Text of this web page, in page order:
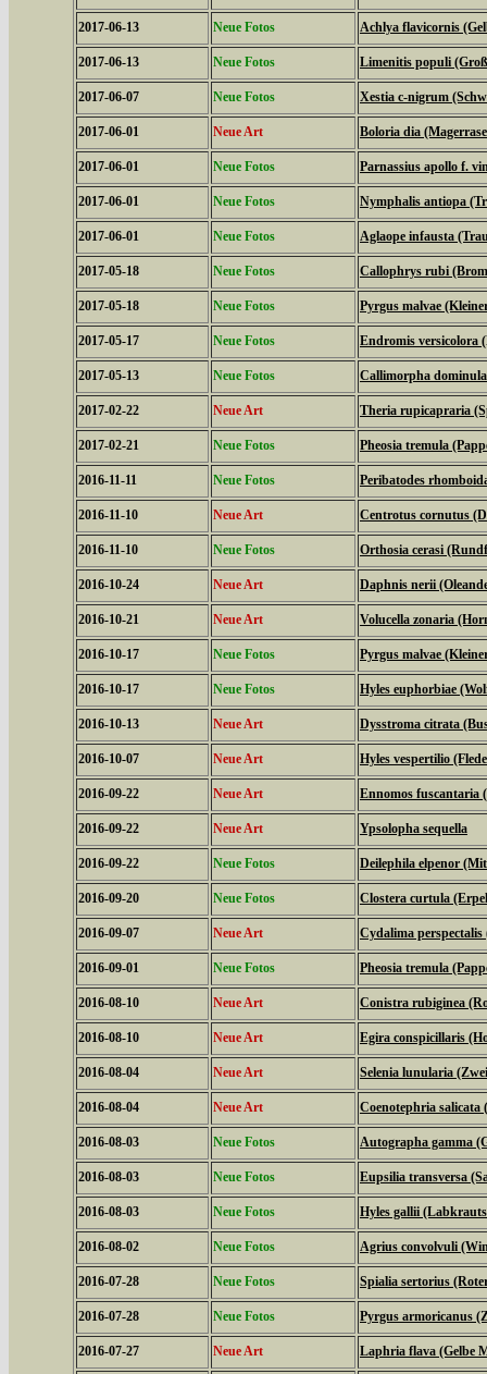
2017-06-13 Neue Fotos Achlya flavicornis
2017-06-13 Neue Fotos Limenitis populi
2017-06-07 Neue Fotos Xestia c-nigrum
2017-06-01 Neue Art Boloria dia
2017-06-01 Neue Fotos Parnassius apollo f.
2017-06-01 Neue Fotos Nymphalis antiopa
2017-06-01 Neue Fotos Aglaope infausta
2017-05-18 Neue Fotos Callophrys rubi
2017-05-18 Neue Fotos Pyrgus malvae
2017-05-17 Neue Fotos Endromis versicolora
2017-05-13 Neue Fotos Callimorpha
2017-02-22 Neue Art Theria rupicapraria
2017-02-21 Neue Fotos Pheosia tremula
2016-11-11 Neue Fotos Peribatodes
2016-11-10 Neue Art Centrotus cornutus
2016-11-10 Neue Fotos Orthosia cerasi
2016-10-24 Neue Art Daphnis nerii
2016-10-21 Neue Art Volucella zonaria
2016-10-17 Neue Fotos Pyrgus malvae
2016-10-17 Neue Fotos Hyles euphorbiae
2016-10-13 Neue Art Dysstroma citrata
2016-10-07 Neue Art Hyles vespertilio
2016-09-22 Neue Art Ennomos fuscantaria
2016-09-22 Neue Art Ypsolopha sequella
2016-09-22 Neue Fotos Deilephila elpenor
2016-09-20 Neue Fotos Clostera curtula
2016-09-07 Neue Art Cydalima
2016-09-01 Neue Fotos Pheosia tremula
2016-08-10 Neue Art Conistra rubiginea
2016-08-10 Neue Art Egira conspicillaris
2016-08-04 Neue Art Selenia lunularia
2016-08-04 Neue Art Coenotephria salicata
2016-08-03 Neue Fotos Autographa gamma
2016-08-03 Neue Fotos Eupsilia transversa
2016-08-03 Neue Fotos Hyles gallii
2016-08-02 Neue Fotos Agrius convolvuli
2016-07-28 Neue Fotos Spialia sertorius
2016-07-28 Neue Fotos Pyrgus armoricanus
2016-07-27 Neue Art Laphria flava (Gelbe